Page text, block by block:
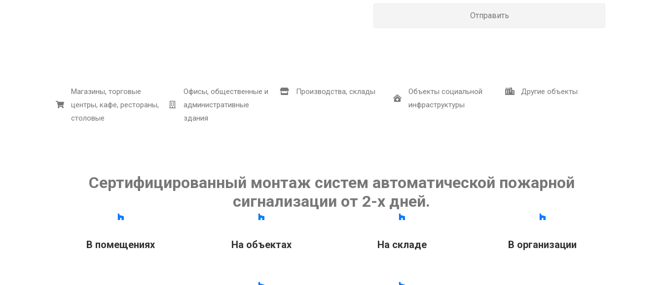
Магазины, торговые
центры, кафе, рестораны,
столовые
Офисы, общественные и
административные
здания
Производства, склады
Объекты социальной
инфраструктуры
Другие объекты
Сертифицированный монтаж систем автоматической пожарной
сигнализации от 2-х дней.
В помещениях На объектах На складе В организации